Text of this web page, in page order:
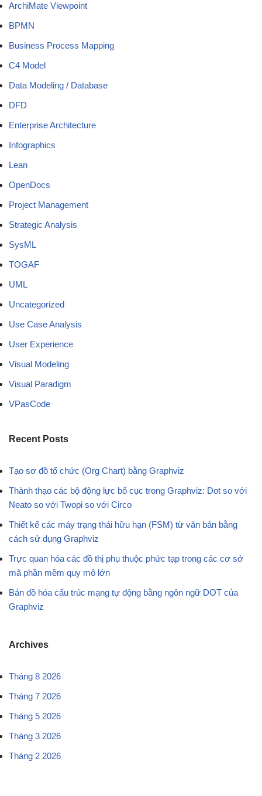
ArchiMate Viewpoint
BPMN
Business Process Mapping
C4 Model
Data Modeling / Database
DFD
Enterprise Architecture
Infographics
Lean
OpenDocs
Project Management
Strategic Analysis
SysML
TOGAF
UML
Uncategorized
Use Case Analysis
User Experience
Visual Modeling
Visual Paradigm
VPasCode
Recent Posts
Tạo sơ đồ tổ chức (Org Chart) bằng Graphviz
Thành thạo các bộ động lực bố cục trong Graphviz: Dot so với
Neato so với Twopi so với Circo
Thiết kế các máy trạng thái hữu hạn (FSM) từ văn bản bằng
cách sử dụng Graphviz
Trực quan hóa các đồ thị phụ thuộc phức tạp trong các cơ sở
mã phần mềm quy mô lớn
Bản đồ hóa cấu trúc mạng tự động bằng ngôn ngữ DOT của
Graphviz
Archives
Tháng 8 2026
Tháng 7 2026
Tháng 5 2026
Tháng 3 2026
Tháng 2 2026